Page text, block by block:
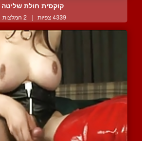
קוקסית חולת שליטה
4339 צפיות | 2 המלצות